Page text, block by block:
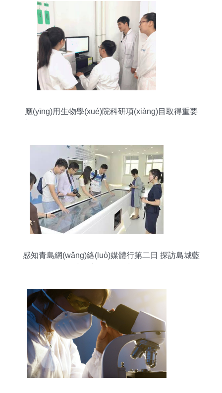
應(yīng)用生物學(xué)院科研項(xiàng)目取得重要
感知青島網(wǎng)絡(luò)媒體行第二日 探訪島城藍